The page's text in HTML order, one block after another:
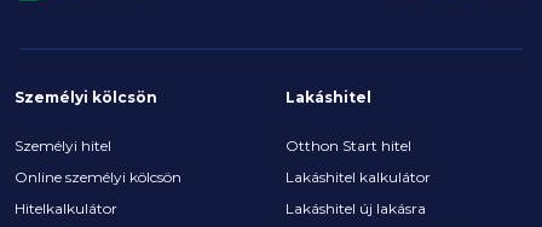
Személyi kölcsön
Személyi hitel
Online személyi kölcsön
Hitelkalkulátor
Lakáshitel
Otthon Start hitel
Lakáshitel kalkulátor
Lakáshitel új lakásra